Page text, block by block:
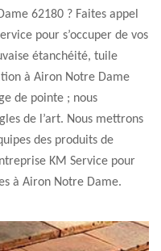
62180 ? Faites appel
pour s’occuper de vos
étanchéité, tuile
à Airon Notre Dame
de pointe ; nous
de l’art. Nous mettrons
des produits de
KM Service pour
à Airon Notre Dame.